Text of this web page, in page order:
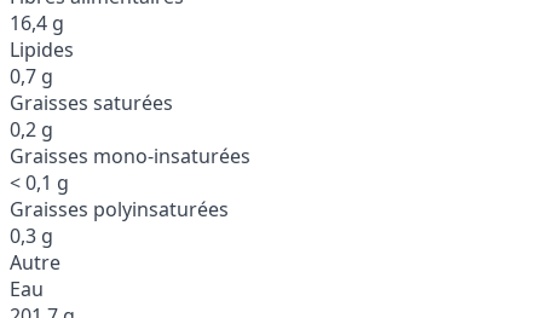
16,4 g
Lipides
0,7 g
Graisses saturées
0,2 g
Graisses mono-insaturées
< 0,1 g
Graisses polyinsaturées
0,3 g
Autre
Eau